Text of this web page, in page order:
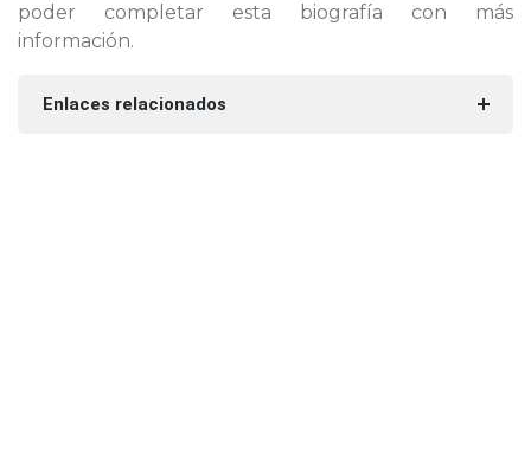
poder completar esta biografía con más
información.
Enlaces relacionados